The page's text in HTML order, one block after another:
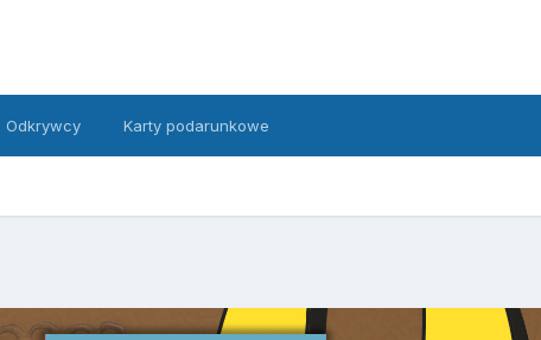
Odkrywcy Karty podarunkowe